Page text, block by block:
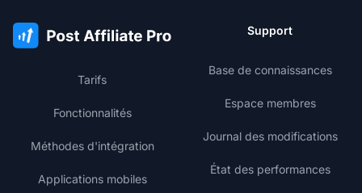
Tarifs
Fonctionnalités
Méthodes d'intégration
Applications mobiles
Support
Base de connaissances
Espace membres
Journal des modifications
État des performances